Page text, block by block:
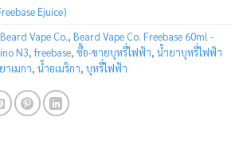
Ejuice)
Beard Vape Co., Beard Vape Co. Freebase 60ml -
N3,freebase, ซื้อ-ขายบุหรี่ไฟฟ้า, น้ำยาบุหรี่ไฟฟ้า
าเมกา, น้ำอเมริกา, บุหรี่ไฟฟ้า